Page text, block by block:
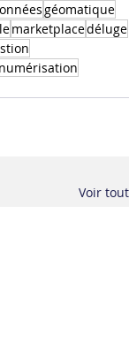
géomatique
marketplacedéluge
numérisation
Voir tout